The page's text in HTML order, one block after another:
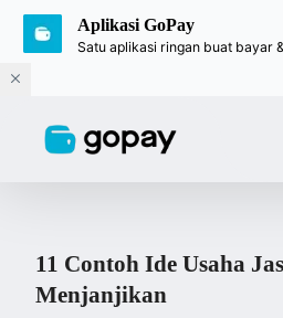
Aplikasi GoPay
Satu aplikasi ringan buat bayar
11 Contoh Ide Usaha
Menjanjikan